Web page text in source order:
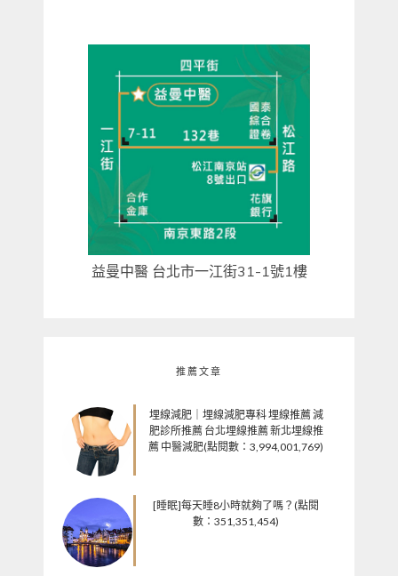
益曼中醫 台北市一江街31-1號1樓
推薦文章
埋線減肥｜埋線減肥專科 埋線推薦 減
肥診所推薦 台北埋線推薦 新北埋線推
薦 中醫減肥(點閱數：3,994,001,769)
[睡眠]每天睡8小時就夠了嗎？(點閱
數：351,351,454)